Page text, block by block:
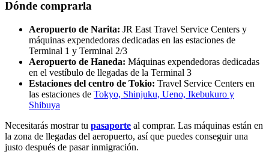
Dónde comprarla
Aeropuerto de Narita: JR East Travel Service Centers y
máquinas expendedoras dedicadas en las estaciones de
Terminal 1 y Terminal 2/3
Aeropuerto de Haneda: Máquinas expendedoras dedicadas
en el vestíbulo de llegadas de la Terminal 3
Estaciones del centro de Tokio: Travel Service Centers en
las estaciones de Tokyo, Shinjuku, Ueno, Ikebukuro y
Shibuya
Necesitarás mostrar tu pasaporte al comprar. Las máquinas están en
la zona de llegadas del aeropuerto, así que puedes conseguir una
justo después de pasar inmigración.